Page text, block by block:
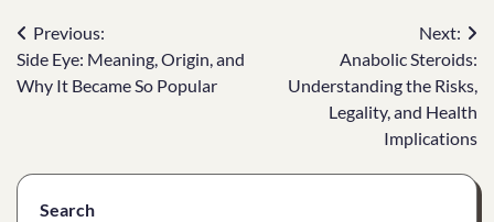
Post
navigation
Previous:
Side Eye: Meaning, Origin, and
Why It Became So Popular
Next:
Anabolic Steroids:
Understanding the Risks,
Legality, and Health
Implications
Search